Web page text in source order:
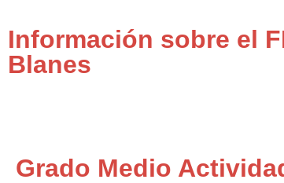
Información sobre el
Blanes
Grado Medio